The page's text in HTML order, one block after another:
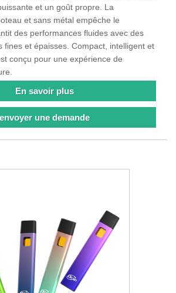
et un goût propre. La
et sans métal empêche le
des performances fluides avec des
fines et épaisses. Compact, intelligent et
conçu pour une expérience de
En savoir plus
envoyer une demande